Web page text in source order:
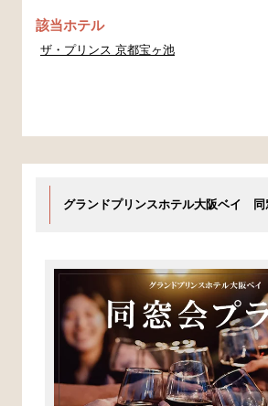
該当ホテル
ザ・プリンス 京都宝ヶ池
グランドプリンスホテル大阪ベイ 同